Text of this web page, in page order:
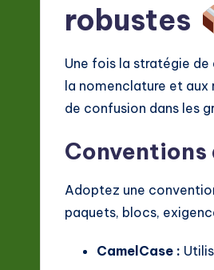
robustes
Une fois la stratégie
la nomenclature et
de confusion dans les
Conventions
Adoptez une
paquets, blocs,
CamelCase :